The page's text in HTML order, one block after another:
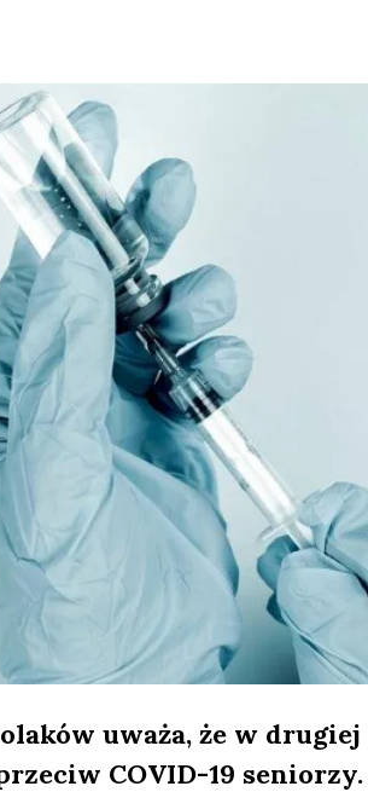
uważa, że w drugiej
COVID-19 seniorzy.